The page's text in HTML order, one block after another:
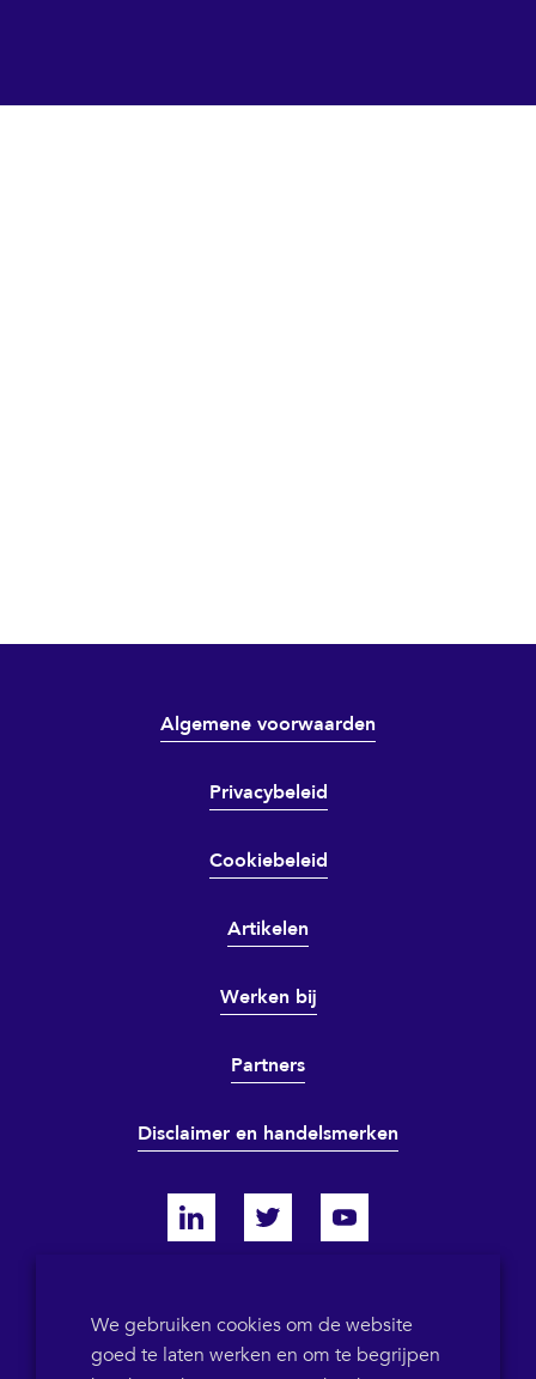
Algemene voorwaarden
Privacybeleid
Cookiebeleid
Artikelen
Werken bij
Partners
Disclaimer en handelsmerken
BTW-ID NL855786358B01
POB 1546
We gebruiken cookies om de website
goed te laten werken en om te begrijpen